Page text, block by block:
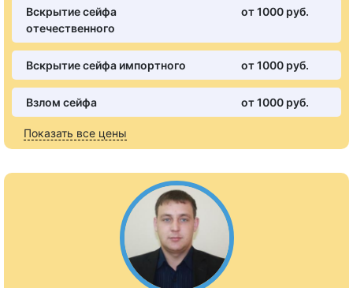
Вскрытие сейфа
отечественного
от 1000 pуб.
Вскрытие сейфа импортного от 1000 pуб.
Взлом сейфа от 1000 pуб.
Показать все цены